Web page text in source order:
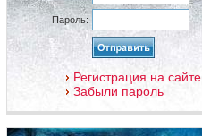
Пароль:
Регистрация на сайте
Забыли пароль